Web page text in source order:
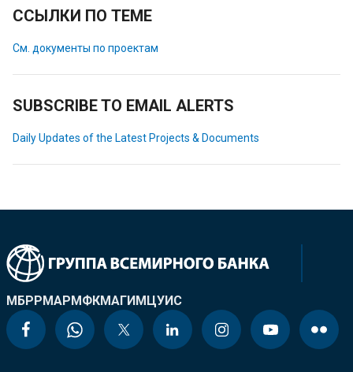
ССЫЛКИ ПО ТЕМЕ
См. документы по проектам
SUBSCRIBE TO EMAIL ALERTS
Daily Updates of the Latest Projects & Documents
МБРРМАРМФКМАГИМЦУИС